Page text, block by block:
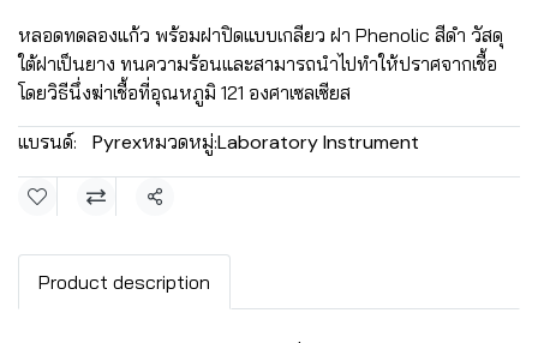
หลอดทดลองแก้ว พร้อมฝาปิดแบบเกลียว ฝา Phenolic สีดำ วัสดุ
ใต้ฝาเป็นยาง ทนความร้อนและสามารถนำไปทำให้ปราศจากเชื้อ
โดยวิธีนึ่งฆ่าเชื้อที่อุณหภูมิ 121 องศาเซลเซียส
แบรนด์: Pyrexหมวดหมู่:Laboratory Instrument
แชร์
Product description